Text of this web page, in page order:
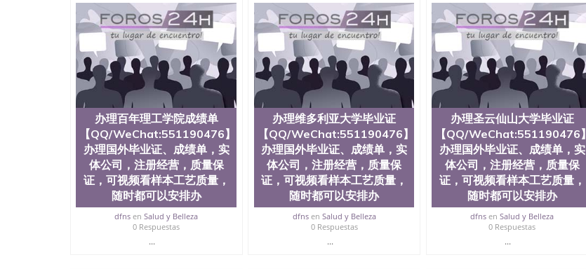
信551190476国外大学有毕业证QQ微信551190476办理国外毕业证价格QQ微信551190476国外编号查询QQ
微信551190476办理国外文凭要交定金吗QQ微信551190476办国外可查文凭QQ微信551190476网上购买真
文凭可信吗QQ微信551190476学士学位证书查询机构QQ微信551190476 国外资格证书办理QQ微信
551190476如何办理学历认证QQ微信551190476海外文凭认证办理QQ微信551190476 圣何塞州立大学
（San Jose State University, 又译为“圣荷西州立大学”）成立于1857年，简称SJSU，是加州历史悠久的大
学之一，也是美西地区的公立大学之一。位于圣何塞市San Jose中心，占地154公顷。它是一所位于加利
福尼亚州的著名综合性公立大学，它以极高的就业率，全美名列前茅的毕业薪资，浓厚的多元化学术氛
围，杰出的本科教育质量，被《福克斯》杂志评选为全美50强公立综合性大学，每年有来自世界各地的成
百上千的海外学生前往求学。 至今，这是一所在世界上享有学术地位、声誉、实习机会和影响力的高等教
育机构，并获誉为美国本科教育质量的核心代表。其计算机系与会计系更是在当今美国大学教学排名中表
现优异。其毕业生大多可以在其所处地域的世界硅谷中心得到工作机会。许多硅谷公司甚至在学生大三和
大四的学期提供许多相应科系的实习机会。无论是加州大学系统(UC)，还是加州州立大学系统(CSU), 圣何
塞州立大学都占据着加州所有大学中的地理位置。 圣何塞州立大学座落于硅谷(Silicon Valley), 于附近的旧
金山-圣何塞地区为全美的重要科技中心。约有学生三万人，超过134种学士学科和65个硕士学科，并有来
自世界60余国的学生来此就读。其有名的科系如计算机科学，电子工程学，工商管理学，艺术设计，和航
空学等，深受性肯定及好评；而各种大学部和研究所的商学课程也吸引了众多不同国家的专业人士前来研
究与学习。 二、办理流程： 1、收集客户办理信息； 2、客户付定金下单； 3、公司确认到账转制作点做电
子图； 4、电子图做好发给客户确认； 5、电子图确认好转成品部做成品； 6、成品做好拍照或者视频确认
再付余款； 7、快递给客户（国内顺丰，国外DHL）。 三、真实网上可查的证明材料 1、教育部学历学位认
办理百年理工学院成绩单
【QQ/WeChat:551190476】
办理国外毕业证、成绩单，实
体公司，注册经营，质量保
证，可视频看样本工艺质量，
随时都可以安排办
dfns enSalud y Belleza
0 Respuestas
...
办理维多利亚大学毕业证
【QQ/WeChat:551190476】
办理国外毕业证、成绩单，实
体公司，注册经营，质量保
证，可视频看样本工艺质量，
随时都可以安排办
dfnsen Salud y Belleza
0 Respuestas
...
办理圣云仙山大学毕业证
【QQ/WeChat:551190476】
办理国外毕业证、成绩单，实
体公司，注册经营，质量保
证，可视频看样本工艺质量，
随时都可以安排办
dfns enSalud y Belleza
0 Respuestas
...